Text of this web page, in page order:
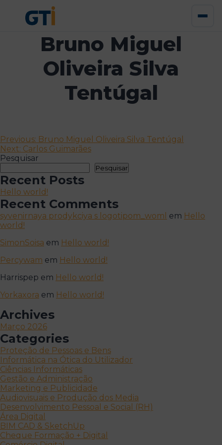
Bruno Miguel
Oliveira Silva
Tentúgal
Navegação
de
artigos
Previous: Bruno Miguel Oliveira Silva Tentúgal
Next: Carlos Guimarães
Pesquisar
Pesquisar
Recent Posts
Hello world!
Recent Comments
syvenirnaya prodykciya s logotipom_woml em Hello
world!
SimonSoisa em Hello world!
Percywam em Hello world!
Harrispep em Hello world!
Yorkaxora em Hello world!
Archives
Março 2026
Categories
Proteção de Pessoas e Bens
Informática na Ótica do Utilizador
Ciências Informáticas
Gestão e Administração
Marketing e Publicidade
Audiovisuais e Produção dos Media
Desenvolvimento Pessoal e Social (RH)
Área Digital
BIM CAD & SketchUp
Cheque Formação + Digital